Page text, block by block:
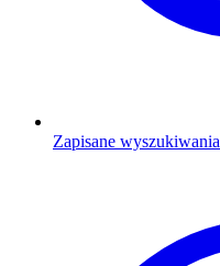
Zapisane wyszukiwania